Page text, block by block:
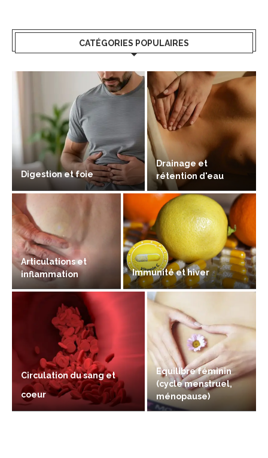
CATÉGORIES POPULAIRES
Digestion et foie
Drainage et
rétention d'eau
Articulations et
inflammation
Immunité et hiver
Circulation du sang et
coeur
Equilibre féminin
(cycle menstruel,
ménopause)